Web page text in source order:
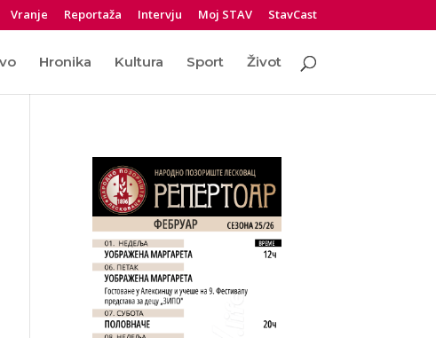
Vranje Reportaža Intervju Moj STAV StavCast
Hronika Kultura Sport Život